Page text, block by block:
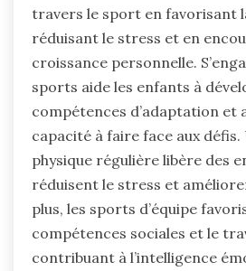
travers le sport en favorisant
réduisant le stress et en
croissance personnelle.
sports aide les enfants à
compétences d’adaptation et
capacité à faire face aux
physique régulière libère des
réduisent le stress et
plus, les sports d’équipe
compétences sociales et le
contribuant à l’intelligence